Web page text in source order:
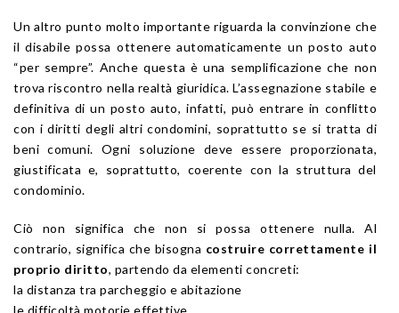
Un altro punto molto importante riguarda la convinzione che
il disabile possa ottenere automaticamente un posto auto
“per sempre”. Anche questa è una semplificazione che non
trova riscontro nella realtà giuridica. L’assegnazione stabile e
definitiva di un posto auto, infatti, può entrare in conflitto
con i diritti degli altri condomini, soprattutto se si tratta di
beni comuni. Ogni soluzione deve essere proporzionata,
giustificata e, soprattutto, coerente con la struttura del
condominio.
Ciò non significa che non si possa ottenere nulla. Al
contrario, significa che bisogna costruire correttamente il
proprio diritto, partendo da elementi concreti:
la distanza tra parcheggio e abitazione
le difficoltà motorie effettive